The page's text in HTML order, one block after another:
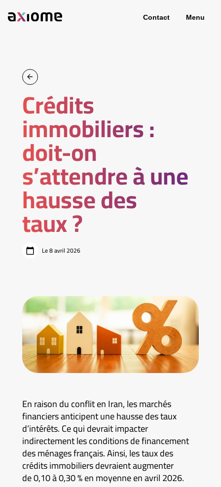
Contact Menu
Crédits
immobiliers :
doit-on
s’attendre à une
hausse des
taux ?
Le 8 avril 2026
En raison du conflit en Iran, les marchés
financiers anticipent une hausse des taux
d’intérêts. Ce qui devrait impacter
indirectement les conditions de financement
des ménages français. Ainsi, les taux des
crédits immobiliers devraient augmenter
de 0,10 à 0,30 % en moyenne en avril 2026.